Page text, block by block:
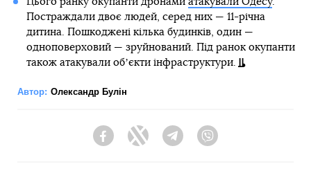
Постраждали двоє людей, серед них — 11-річна
дитина. Пошкоджені кілька будинків, один —
одноповерховий — зруйнований. Під ранок окупанти
також атакували обʼєкти інфраструктури.
Автор: Олександр Булін
FacebookTwitter Telegram